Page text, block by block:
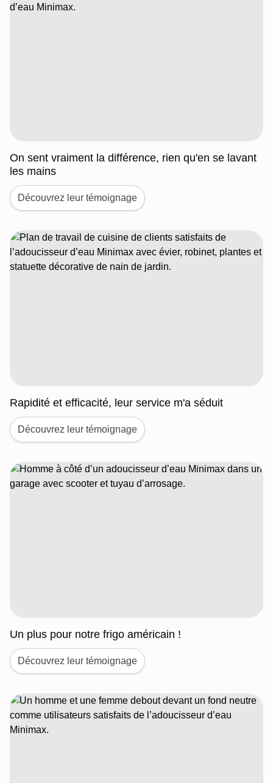
On sent vraiment la différence, rien qu'en se lavant
les mains
Découvrez leur témoignage
Rapidité et efficacité, leur service m'a séduit
Découvrez leur témoignage
Un plus pour notre frigo américain !
Découvrez leur témoignage